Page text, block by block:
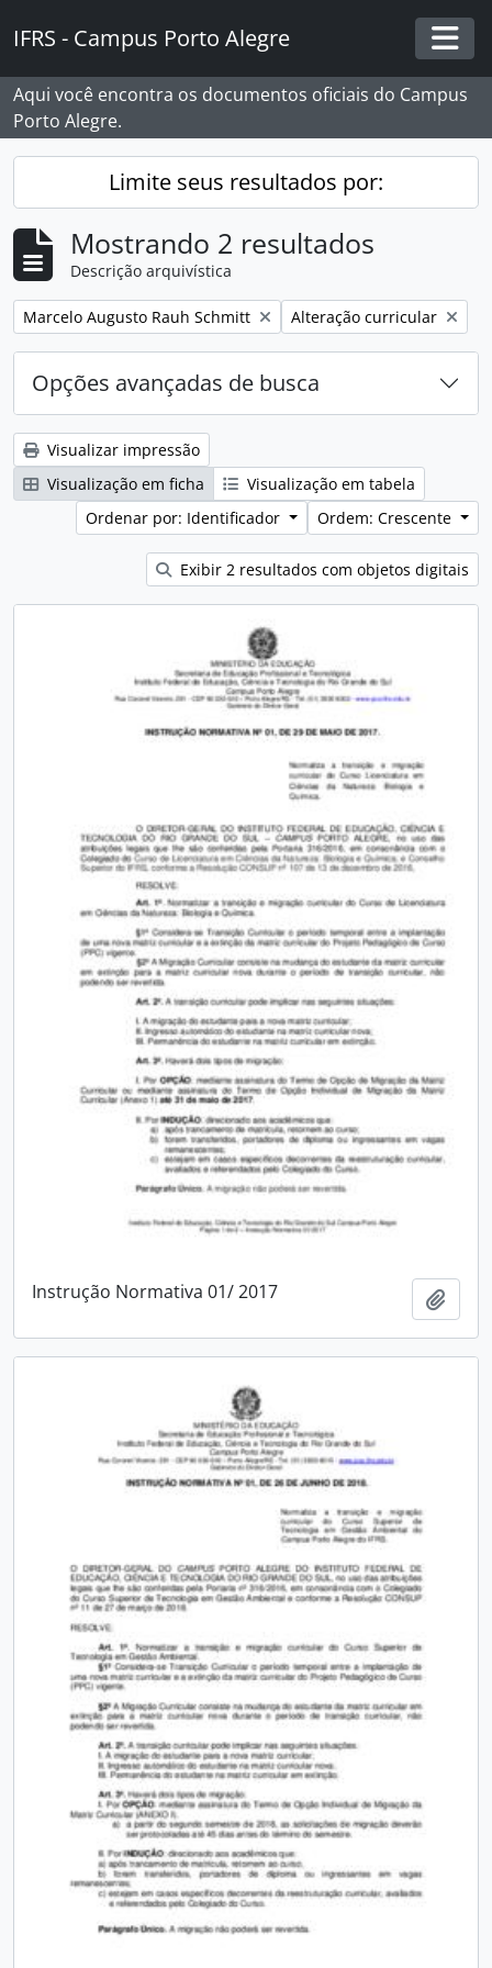
IFRS - Campus Porto Alegre
Aqui você encontra os documentos oficiais do Campus
Porto Alegre.
Limite seus resultados por:
Mostrando 2 resultados
Descrição arquivística
Remover filtro:
Marcelo Augusto Rauh Schmitt Remover filtro:
Alteração curricular
Opções avançadas de busca
Visualizar impressão
Visualização em ficha
Visualização em tabela
Ordenar por: Identificador
Ordem: Crescente
Exibir 2 resultados com objetos digitais
Instrução Normativa 01/ 2017